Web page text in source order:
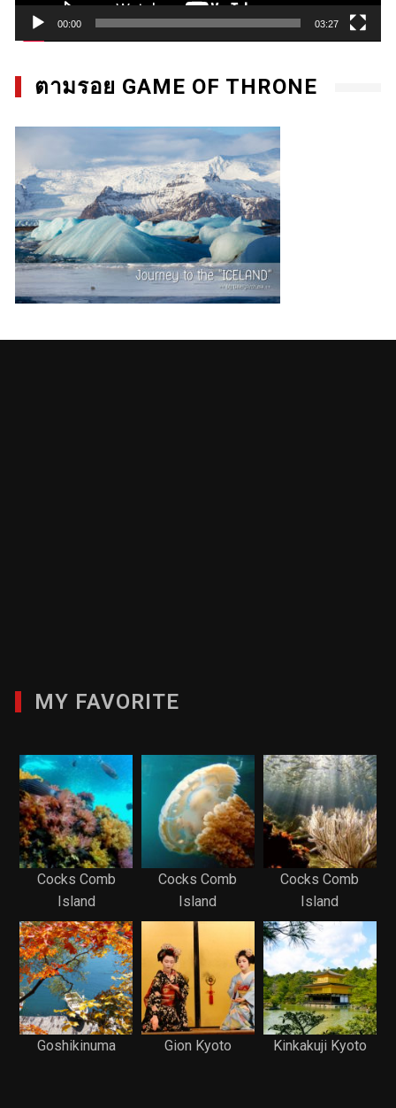
00:00 03:27
ตามรอย GAME OF THRONE
MY FAVORITE
Cocks Comb
Island
Cocks Comb
Island
Cocks Comb
Island
Goshikinuma Gion Kyoto Kinkakuji Kyoto